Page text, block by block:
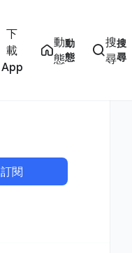
下
載
App
動
態
動
態
搜
尋
搜
尋
訂閱